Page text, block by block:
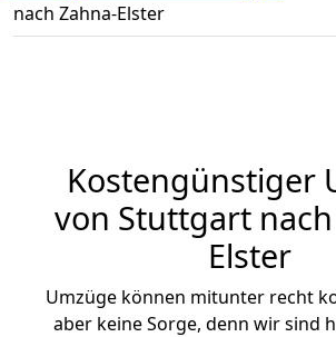
nach Zahna-Elster
Kostengünstiger
von Stuttgart
Elster
Umzüge können mitunter recht
aber keine Sorge, denn wir sind